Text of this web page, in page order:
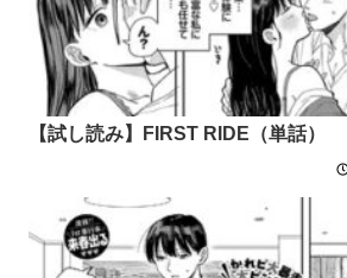
【試し読み】FIRST RIDE（単話）